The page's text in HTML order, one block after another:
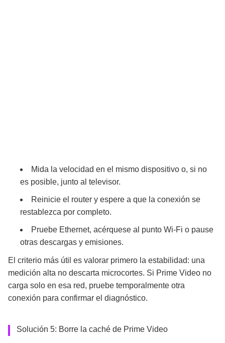
Mida la velocidad en el mismo dispositivo o, si no
es posible, junto al televisor.
Reinicie el router y espere a que la conexión se
restablezca por completo.
Pruebe Ethernet, acérquese al punto Wi-Fi o pause
otras descargas y emisiones.
El criterio más útil es valorar primero la estabilidad: una
medición alta no descarta microcortes. Si Prime Video no
carga solo en esa red, pruebe temporalmente otra
conexión para confirmar el diagnóstico.
Solución 5: Borre la caché de Prime Video